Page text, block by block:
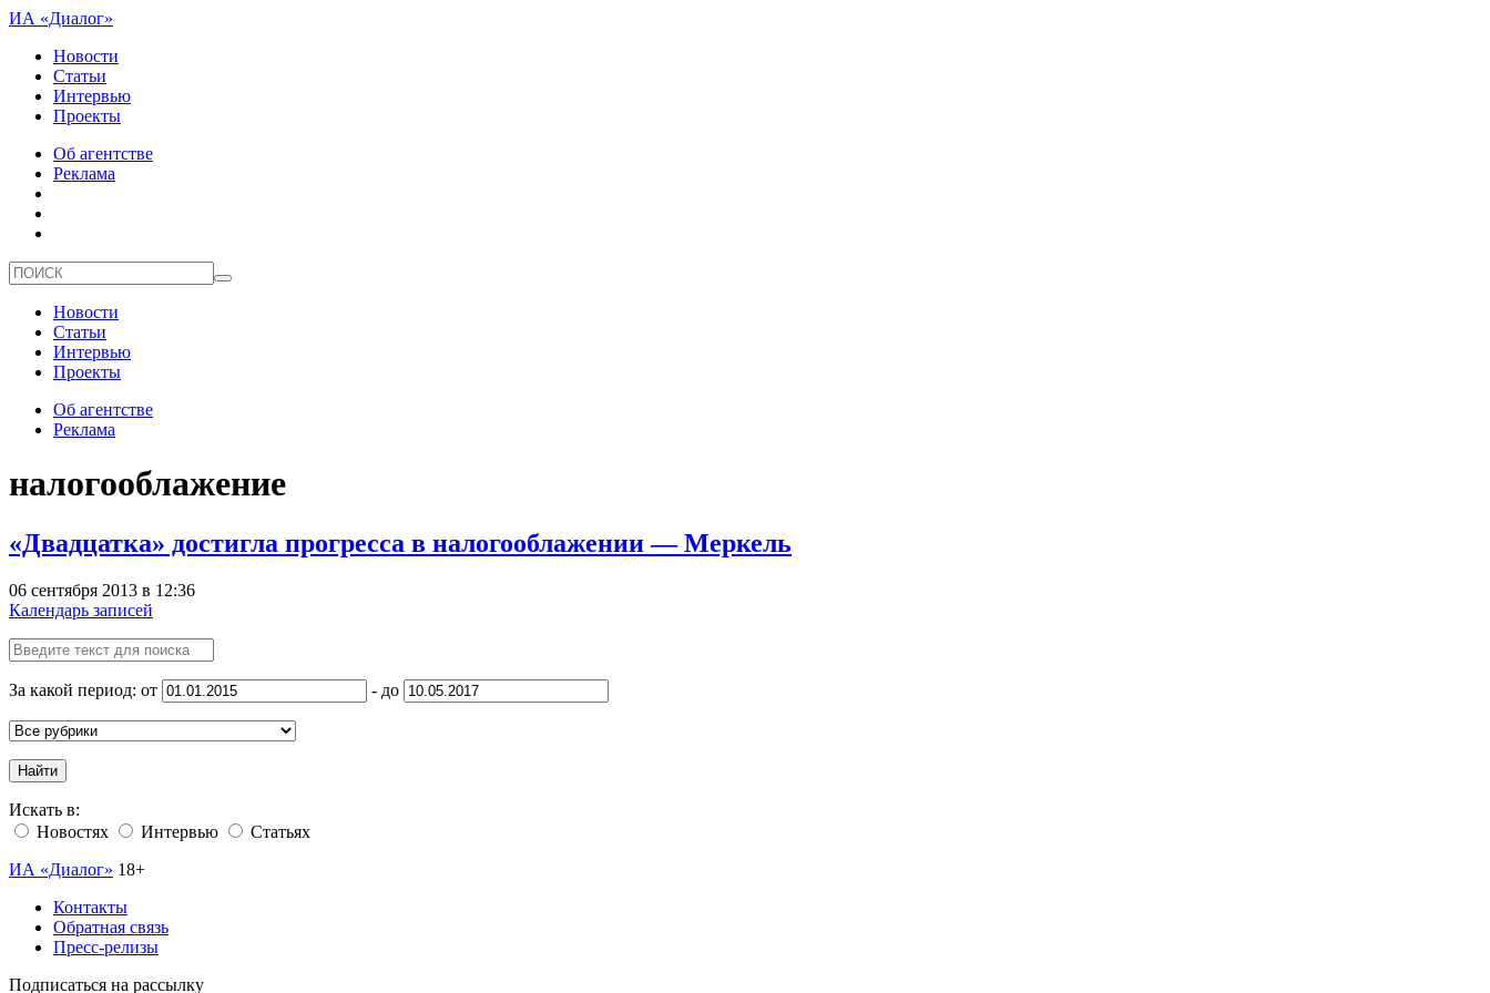
ИА «Диалог»
Новости
Статьи
Интервью
Проекты
Об агентстве
Реклама
Новости
Статьи
Интервью
Проекты
Об агентстве
Реклама
налогооблажение
«Двадцатка» достигла прогресса в налогооблажении — Меркель
06 сентября 2013 в 12:36
Календарь записей
За какой период: от - до
Найти
Искать в:
Новостях
Интервью
Статьях
ИА «Диалог» 18+
Контакты
Обратная связь
Пресс-релизы
Подписаться на рассылку